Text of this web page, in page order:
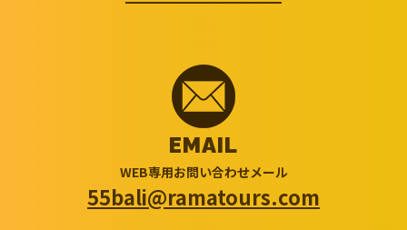
EMAIL
WEB専用お問い合わせメール
55bali@ramatours.com